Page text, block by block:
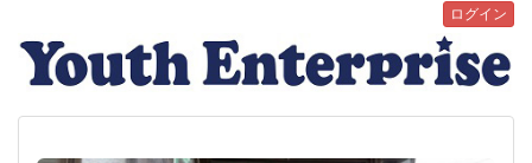
ログイン